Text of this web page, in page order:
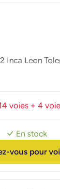
En stock
vous pour
Inca Leon
voies + 4